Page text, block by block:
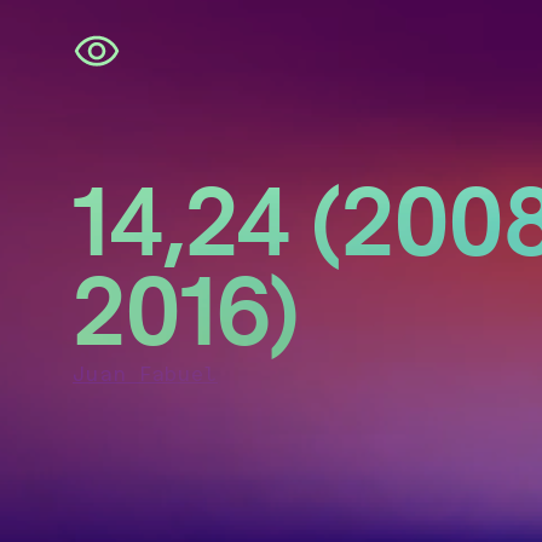
Navigatie
overslaan
14,24
2016)
Juan Fabuel